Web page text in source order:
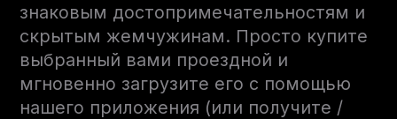
знаковым достопримечательностям и
скрытым жемчужинам. Просто купите
выбранный вами проездной и
мгновенно загрузите его с помощью
нашего приложения (или получите /